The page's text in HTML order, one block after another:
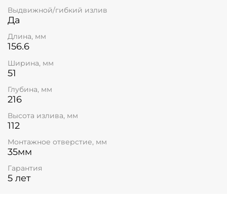
Выдвижной/гибкий излив
Да
Длина, мм
156.6
Ширина, мм
51
Глубина, мм
216
Высота излива, мм
112
Монтажное отверстие, мм
35мм
Гарантия
5 лет